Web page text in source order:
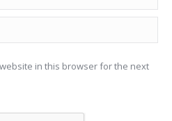
in this browser for the next